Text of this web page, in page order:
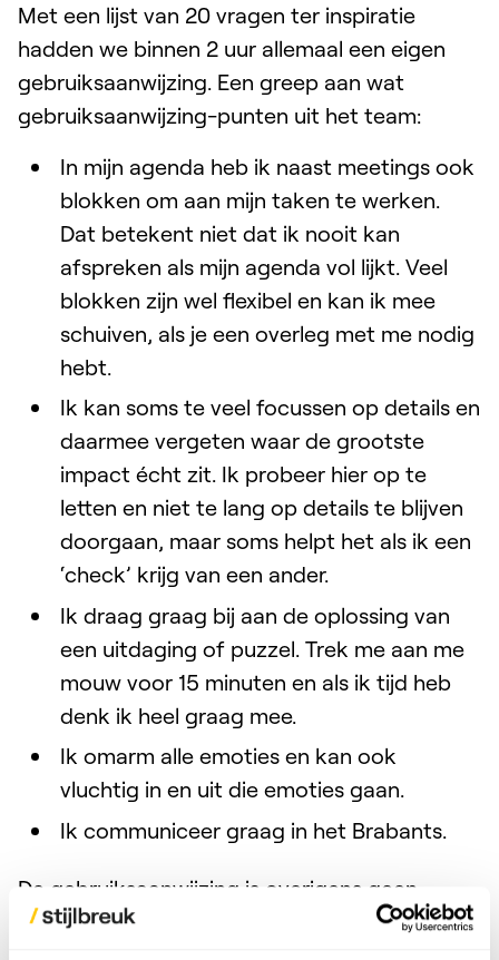
Met een lijst van 20 vragen ter inspiratie
hadden we binnen 2 uur allemaal een eigen
gebruiksaanwijzing. Een greep aan wat
gebruiksaanwijzing-punten uit het team:
In mijn agenda heb ik naast meetings ook
blokken om aan mijn taken te werken.
Dat betekent niet dat ik nooit kan
afspreken als mijn agenda vol lijkt. Veel
blokken zijn wel flexibel en kan ik mee
schuiven, als je een overleg met me nodig
hebt.
Ik kan soms te veel focussen op details en
daarmee vergeten waar de grootste
impact écht zit. Ik probeer hier op te
letten en niet te lang op details te blijven
doorgaan, maar soms helpt het als ik een
‘check’ krijg van een ander.
Ik draag graag bij aan de oplossing van
een uitdaging of puzzel. Trek me aan me
mouw voor 15 minuten en als ik tijd heb
denk ik heel graag mee.
Ik omarm alle emoties en kan ook
vluchtig in en uit die emoties gaan.
Ik communiceer graag in het Brabants.
De gebruiksaanwijzing is overigens geen
vrijbrief om niet aan jezelf te hoeven werken.